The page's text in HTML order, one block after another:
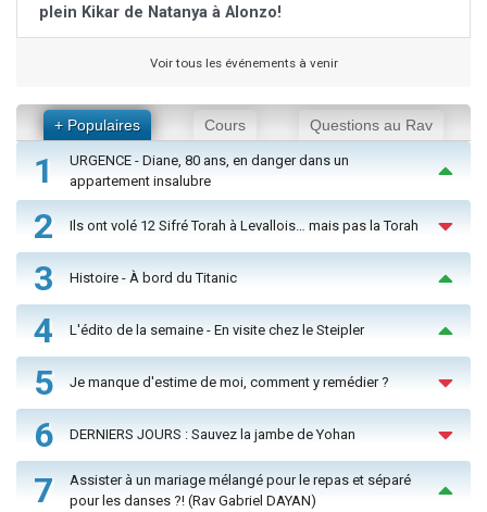
plein Kikar de Natanya à Alonzo!
Voir tous les événements à venir
+ Populaires Cours Questions au Rav
1
URGENCE - Diane, 80 ans, en danger dans un
appartement insalubre
2 Ils ont volé 12 Sifré Torah à Levallois… mais pas la Torah
3 Histoire - À bord du Titanic
4 L'édito de la semaine - En visite chez le Steipler
5 Je manque d'estime de moi, comment y remédier ?
6 DERNIERS JOURS : Sauvez la jambe de Yohan
7
Assister à un mariage mélangé pour le repas et séparé
pour les danses ?! (Rav Gabriel DAYAN)